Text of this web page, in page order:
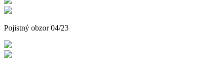
Pojistný obzor 04/23